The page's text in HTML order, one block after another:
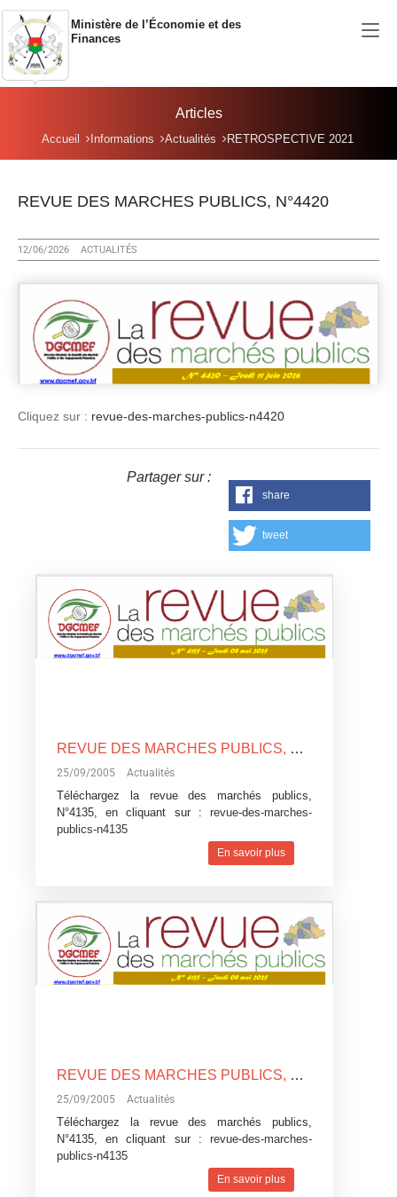
Aller au contenu principal
Ministère de l’Économie et des
Finances
Articles
Vous êtes ici:
Accueil Informations Actualités RETROSPECTIVE 2021
REVUE DES MARCHES PUBLICS, N°4420
12/06/2026 ACTUALITÉS
Cliquez sur : revue-des-marches-publics-n4420
Partager sur :
share
tweet
REVUE DES MARCHES PUBLICS, N°4135
25/09/2005 Actualités
Téléchargez la revue des marchés publics,
N°4135, en cliquant sur : revue-des-marches-
publics-n4135
En savoir plus
REVUE DES MARCHES PUBLICS, N°4135
25/09/2005 Actualités
Téléchargez la revue des marchés publics,
N°4135, en cliquant sur : revue-des-marches-
publics-n4135
En savoir plus